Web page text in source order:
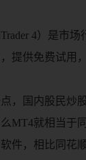
4）是市
提供免费试用
，国内股民炒
MT4就相当于
件，相比同花